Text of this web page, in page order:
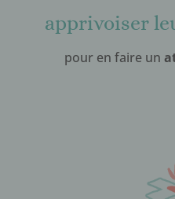
apprivoiser
pour en faire un